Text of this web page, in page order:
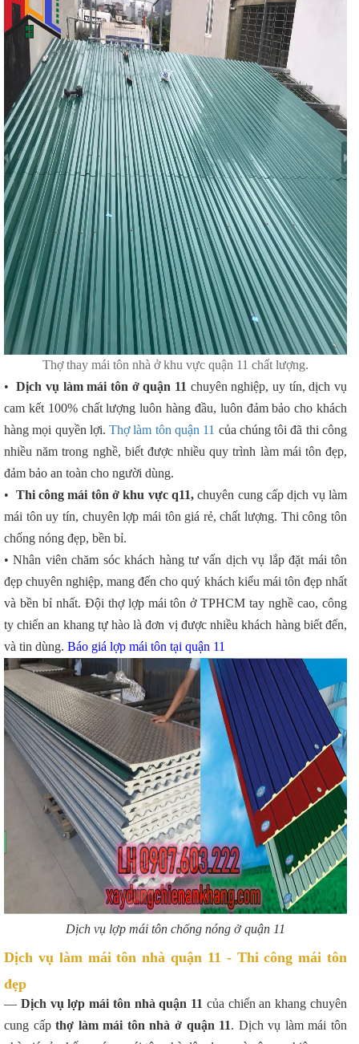
Thợ thay mái tôn nhà ở khu vực quận 11 chất lượng.
•Dịch vụ làm mái tôn ở quận 11 chuyên nghiệp, uy tín, dịch vụ
cam kết 100% chất lượng luôn hàng đầu, luôn đảm bảo cho khách
hàng mọi quyền lợi.Thợ làm tôn quận 11 của chúng tôi đã thi công
nhiều năm trong nghề, biết được nhiều quy trình làm mái tôn đẹp,
đảm bảo an toàn cho người dùng.
• Thi công mái tôn ở khu vực q11, chuyên cung cấp dịch vụ làm
mái tôn uy tín, chuyên lợp mái tôn giá rẻ, chất lượng. Thi công tôn
chống nóng đẹp, bền bỉ.
• Nhân viên chăm sóc khách hàng tư vấn dịch vụ lắp đặt mái tôn
đẹp chuyên nghiệp, mang đến cho quý khách kiểu mái tôn đẹp nhất
và bền bỉ nhất. Đội thợ lợp mái tôn ở TPHCM tay nghề cao, công
ty chiến an khang tự hào là đơn vị được nhiều khách hàng biết đến,
và tin dùng. Báo giá lợp mái tôn tại quận 11
Dịch vụ lợp mái tôn chống nóng ở quận 11
Dịch vụ làm mái tôn nhà quận 11 - Thi công mái tôn
đẹp
— Dịch vụ lợp mái tôn nhà quận 11 của chiến an khang chuyên
cung cấpthợ làm mái tôn nhà ở quận 11. Dịch vụ làm mái tôn